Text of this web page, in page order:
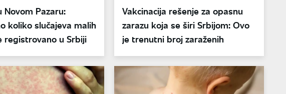
Novom Pazaru:
koliko slučajeva malih
registrovano u Srbiji
Vakcinacija rešenje za opasnu
zarazu koja se širi Srbijom: Ovo
je trenutni broj zaraženih